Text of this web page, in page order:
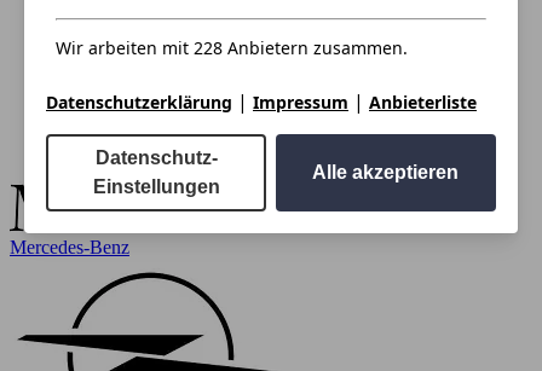
Mercedes-Benz
Wir arbeiten mit 228 Anbietern zusammen.
Datenschutzerklärung | Impressum | Anbieterliste
Datenschutz-
Einstellungen
Alle akzeptieren